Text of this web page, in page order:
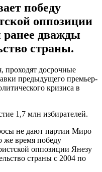
победу
оппозиции
дважды
страны.
проходят досрочные
предыдущего премьер-
кризиса в
1,7 млн избирателей.
не дают партии Миро
же время победу
оппозиции Янезу
страны с 2004 по